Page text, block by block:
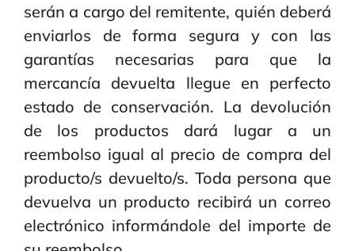
serán a cargo del remitente, quién deberá
enviarlos de forma segura y con las
garantías necesarias para que la
mercancía devuelta llegue en perfecto
estado de conservación. La devolución
de los productos dará lugar a un
reembolso igual al precio de compra del
producto/s devuelto/s. Toda persona que
devuelva un producto recibirá un correo
electrónico informándole del importe de